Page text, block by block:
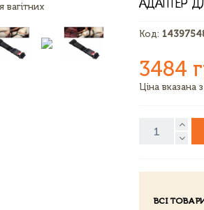
АДАПТЕР
Код:
3484
Ціна вказана
ВСІ